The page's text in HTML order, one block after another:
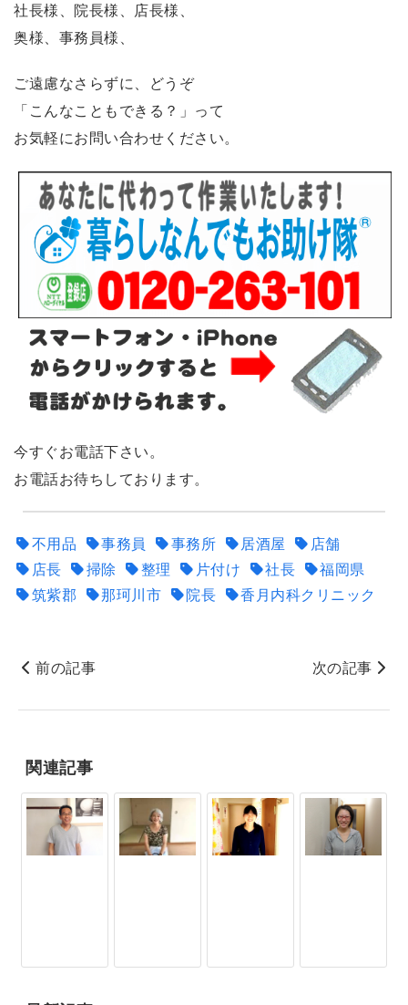
社長様、院長様、店長様、
奥様、事務員様、
ご遠慮なさらずに、どうぞ
「こんなこともできる？」って
お気軽にお問い合わせください。
今すぐお電話下さい。
お電話お待ちしております。
不用品 事務員 事務所 居酒屋
店舗
店長
掃除 整理 片付け 社長
福岡県
筑紫郡
那珂川市 院長 香月内科クリニック
前の記事 次の記事
関連記事